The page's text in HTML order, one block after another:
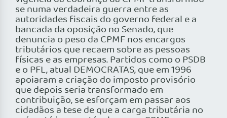
se numa verdadeira guerra entre as
autoridades fiscais do governo federal e a
bancada da oposição no Senado, que
denuncia o peso da CPMF nos encargos
tributários que recaem sobre as pessoas
físicas e as empresas. Partidos como o PSDB
e o PFL, atual DEMOCRATAS, que em 1996
apoiaram a criação do imposto provisório
que depois seria transformado em
contribuição, se esforçam em passar aos
cidadãos a tese de que a carga tributária no